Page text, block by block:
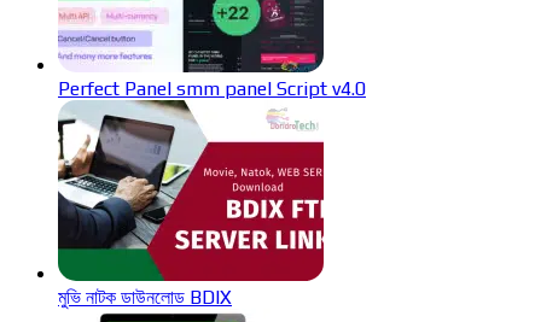
Perfect Panel smm panel Script v4.0
মুভি নাটক ডাউনলোড BDIX